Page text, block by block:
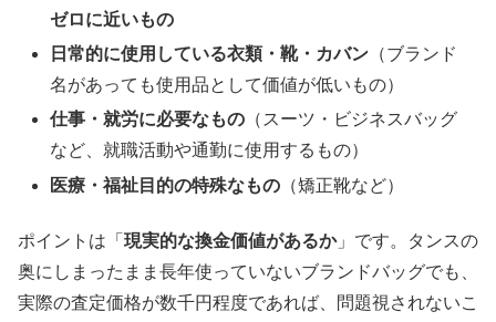
ゼロに近いもの
日常的に使用している衣類・靴・カバン （ブランド
名があっても使用品として価値が低いもの）
仕事・就労に必要なもの （スーツ・ビジネスバッグ
など、就職活動や通勤に使用するもの）
医療・福祉目的の特殊なもの （矯正靴など）
ポイントは「 現実的な換金価値があるか」です。タンスの
奥にしまったまま長年使っていないブランドバッグでも、
実際の査定価格が数千円程度であれば、問題視されないこ